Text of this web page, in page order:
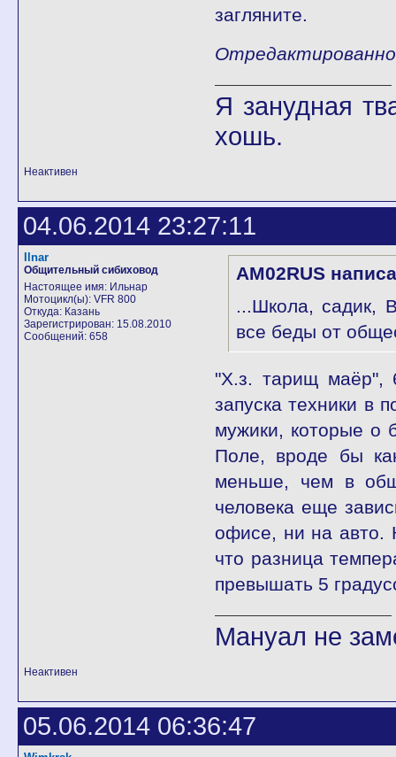
загляните.
Я занудная
хошь.
Неактивен
04.06.2014 23:27:11
Ilnar
Общительный сибиховод
Настоящее имя: Ильнар
Мотоцикл(ы): VFR 800
Откуда: Казань
Зарегистрирован: 15.08.2010
Сообщений: 658
AM02RUS
...Школа, садик,
все беды от
"Х.з. тарищ маёр",
запуска техники в
мужики, которые о
Поле, вроде бы
меньше, чем в
человека еще
офисе, ни на авто.
что разница
превышать 5
Мануал не
Неактивен
05.06.2014 06:36:47